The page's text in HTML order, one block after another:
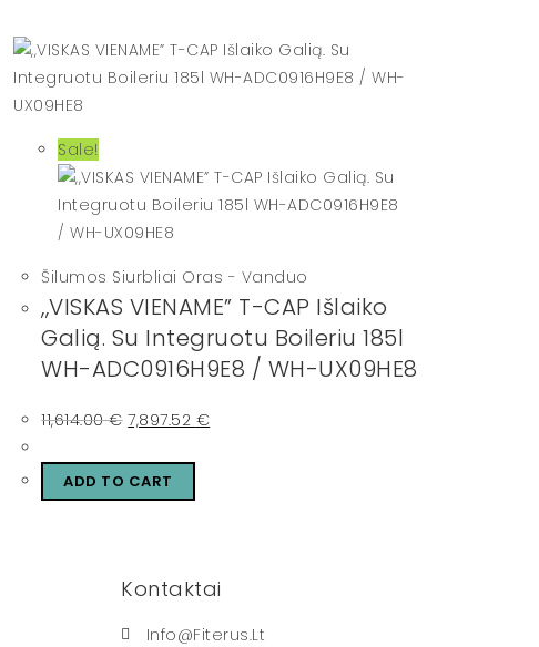
Sale!
Šilumos Siurbliai Oras - Vanduo
,,VISKAS VIENAME” T-CAP Išlaiko
Galią. Su Integruotu Boileriu 185l
WH-ADC0916H9E8 / WH-UX09HE8
11,614.00€ 7,897.52 €
ADD TO CART
Kontaktai
Info@fiterus.lt